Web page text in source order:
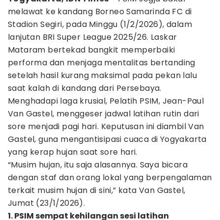
melawat ke kandang Borneo Samarinda FC di
Stadion Segiri, pada Minggu (1/2/2026), dalam
lanjutan BRI Super League 2025/26. Laskar
Mataram bertekad bangkit memperbaiki
performa dan menjaga mentalitas bertanding
setelah hasil kurang maksimal pada pekan lalu
saat kalah di kandang dari Persebaya.
Menghadapi laga krusial, Pelatih PSIM, Jean-Paul
Van Gastel, menggeser jadwal latihan rutin dari
sore menjadi pagi hari. Keputusan ini diambil Van
Gastel, guna mengantisipasi cuaca di Yogyakarta
yang kerap hujan saat sore hari.
“Musim hujan, itu saja alasannya. Saya bicara
dengan staf dan orang lokal yang berpengalaman
terkait musim hujan di sini,” kata Van Gastel,
Jumat (23/1/2026).
1. PSIM sempat kehilangan sesi latihan